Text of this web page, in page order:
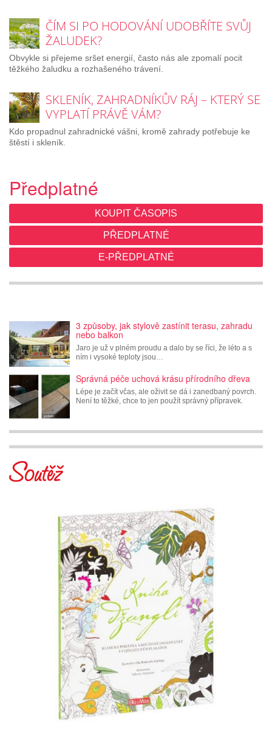
ČÍM SI PO HODOVÁNÍ UDOBŘÍTE SVŮJ
ŽALUDEK?
Obvykle si přejeme sršet energií, často nás ale zpomalí pocit
těžkého žaludku a rozhašeného trávení.
SKLENÍK, ZAHRADNÍKŮV RÁJ – KTERÝ SE
VYPLATÍ PRÁVĚ VÁM?
Kdo propadnul zahradnické vášni, kromě zahrady potřebuje ke
štěstí i skleník.
Předplatné
KOUPIT ČASOPIS
PŘEDPLATNÉ
E-PŘEDPLATNÉ
3 způsoby, jak stylově zastínit terasu, zahradu
nebo balkon
Jaro je už v plném proudu a dalo by se říci, že léto a s
ním i vysoké teploty jsou…
Správná péče uchová krásu přírodního dřeva
Lépe je začít včas, ale oživit se dá i zanedbaný povrch.
Není to těžké, chce to jen použít správný přípravek.